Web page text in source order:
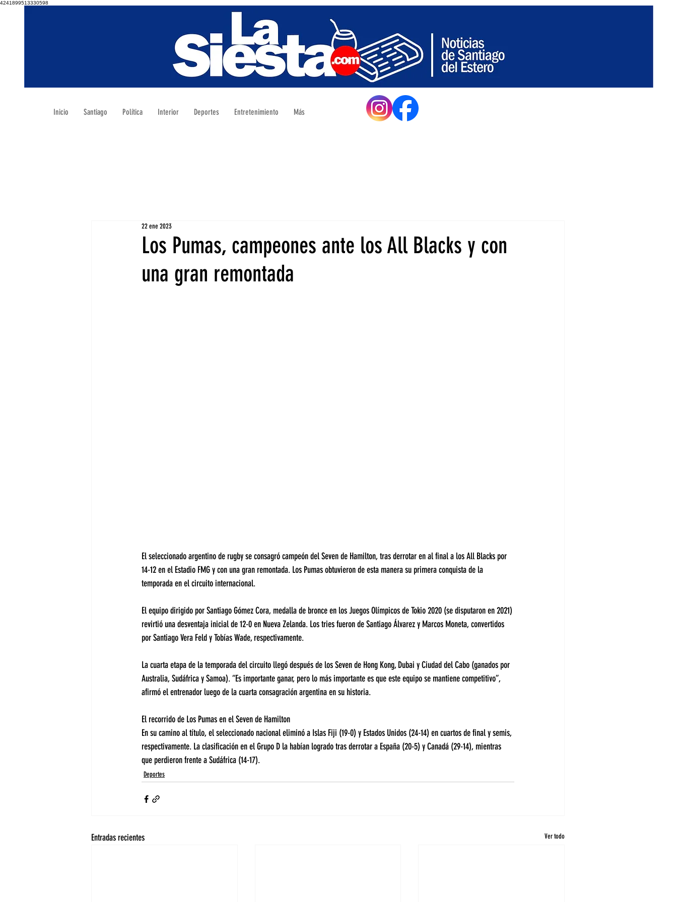
4241899513330598
Inicio Santiago Política Interior Deportes Entretenimiento Más
Los Pumas, campeones ante los All Blacks y con
una gran remontada
22 ene 2023
El seleccionado argentino de rugby se consagró campeón del Seven de Hamilton, tras derrotar en al final a los All Blacks por
14-12 en el Estadio FMG y con una gran remontada. Los Pumas obtuvieron de esta manera su primera conquista de la
temporada en el circuito internacional.
El equipo dirigido por Santiago Gómez Cora, medalla de bronce en los Juegos Olímpicos de Tokio 2020 (se disputaron en 2021)
revirtió una desventaja inicial de 12-0 en Nueva Zelanda. Los tries fueron de Santiago Álvarez y Marcos Moneta, convertidos
por Santiago Vera Feld y Tobías Wade, respectivamente.
La cuarta etapa de la temporada del circuito llegó después de los Seven de Hong Kong, Dubai y Ciudad del Cabo (ganados por
Australia, Sudáfrica y Samoa). “Es importante ganar, pero lo más importante es que este equipo se mantiene competitivo”,
afirmó el entrenador luego de la cuarta consagración argentina en su historia.
El recorrido de Los Pumas en el Seven de Hamilton
En su camino al título, el seleccionado nacional eliminó a Islas Fiji (19-0) y Estados Unidos (24-14) en cuartos de final y semis,
respectivamente. La clasificación en el Grupo D la habían logrado tras derrotar a España (20-5) y Canadá (29-14), mientras
que perdieron frente a Sudáfrica (14-17).
Deportes
Entradas recientes Ver todo